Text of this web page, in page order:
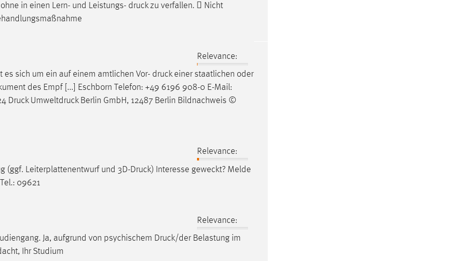
in einen Lern- und Leistungs- druckzu verfallen.  Nicht
Relevance:
sich um ein auf einem amtlichen Vor- druckeiner staatlichen oder
des Empf [...] Eschborn Telefon: +49 6196 908-0 E-Mail:
DruckUmweltdruck Berlin GmbH, 12487 Berlin Bildnachweis ©
Relevance:
(ggf. Leiterplattenentwurf und 3D-Druck) Interesse geweckt? Melde
09621
Relevance:
Ja, aufgrund von psychischem Druck/der Belastung im
Ihr Studium